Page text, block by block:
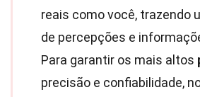
reais como você, trazendo
de percepções e
Para garantir os mais altos
precisão e confiabilidade,